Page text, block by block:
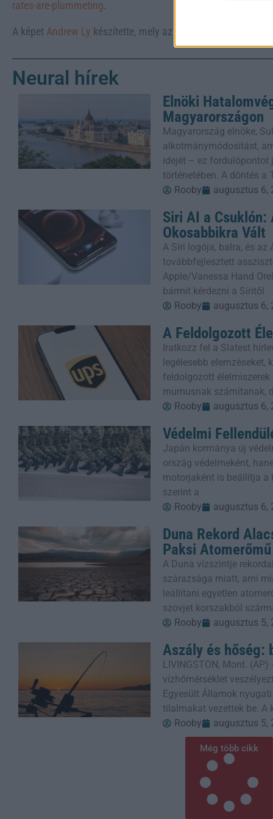
rates-are-plummeting.
A képet Andrew Ly készítette, mely az
Neural hírek
Elnöki
Magyarországon
Magyarország elnöke,
alkotmánymódosítást,
idejét – ez fordulópontot
történetében. A döntés a
Rooby
augusztus 6,
Siri AI a Csuklón:
Okosabbikra Vált
A Siri logója, balra, és az
továbbfejlesztett
Apple/Vanessa Hand
bármit kérdezni a Siritől
Rooby
augusztus 6,
A Feldolgozott
Iratkozz fel a Slatest
legélesebb
feldolgozott
mumusnak számítanak,
Rooby
augusztus 6,
Védelmi
Japán kormánya új
ország védelmeként,
motorjaként is beállítja a
szerint a
Rooby
augusztus 6,
Duna Rekord
Paksi Atomerőmű
A Duna vízszintje
szárazsága miatt, ami
leállítani egyetlen
szovjet korszakból
Rooby
augusztus 5,
Aszály és hőség:
LIVINGSTON, Mont.
vízhőmérséklet
Egyesült Államok
tilalmakat vezettek be. A
Rooby
augusztus 5,
Még több cikk